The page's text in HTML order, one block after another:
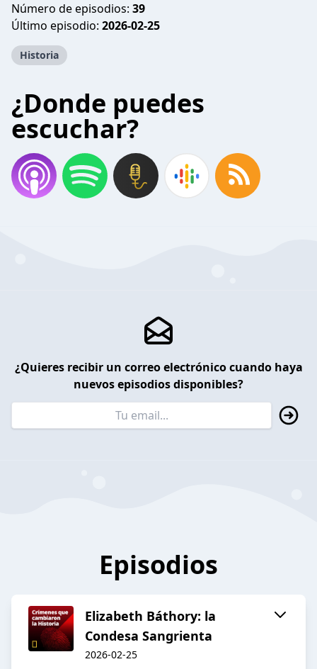
Número de episodios: 39
Último episodio: 2026-02-25
Historia
¿Donde puedes
escuchar?
¿Quieres recibir un correo electrónico cuando haya
nuevos episodios disponibles?
Episodios
Elizabeth Báthory: la
Condesa Sangrienta
2026-02-25